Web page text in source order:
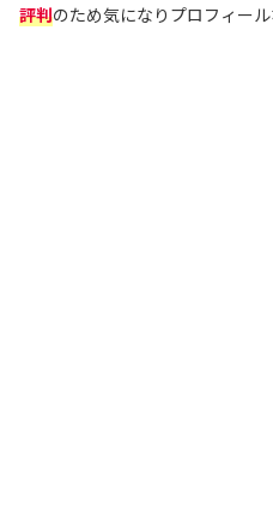
評判のため気になりプロフィール